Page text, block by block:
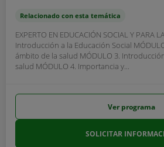
Relacionado con esta temática
EXPERTO EN EDUCACIÓN SOCIAL Y PARA
Introducción a la Educación Social
ámbito de la salud MÓDULO 3.
salud MÓDULO 4. Importancia y...
Ver programa
SOLICITAR